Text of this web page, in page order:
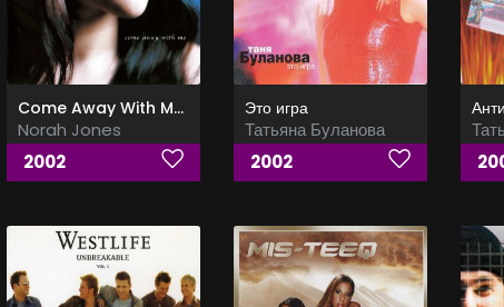
Come Away With Me (Japan Limited Edition)
Norah Jones
2002
Это игра
Татьяна Буланова
2002